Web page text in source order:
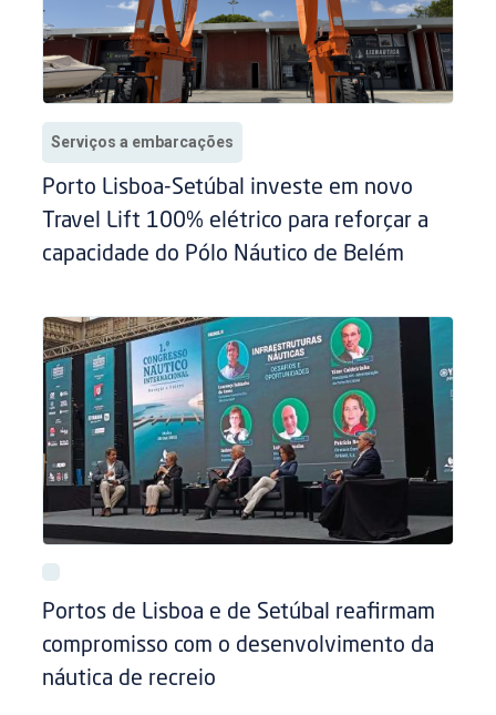
Serviços a embarcações
Porto Lisboa-Setúbal investe em novo
Travel Lift 100% elétrico para reforçar a
capacidade do Pólo Náutico de Belém
Portos de Lisboa e de Setúbal reafirmam
compromisso com o desenvolvimento da
náutica de recreio